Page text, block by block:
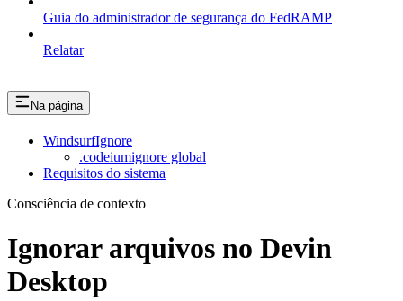
Guia do administrador de segurança do FedRAMP
Relatar
Na página
WindsurfIgnore
.codeiumignore global
Requisitos do sistema
Consciência de contexto
Ignorar arquivos no Devin
Desktop